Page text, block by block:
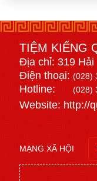
TIỆM KIẾNG
Địa chỉ: 319
Điện thoại:(028)
Hotline:(028)
Website: http://
MẠNG XÃ HỘI